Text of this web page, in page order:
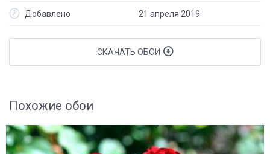
Добавлено 21 апреля 2019
СКАЧАТЬ ОБОИ
Похожие обои